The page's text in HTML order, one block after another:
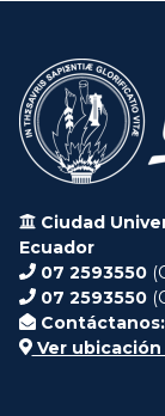
Ciudad
Ecuador
07 2593550
07 2593550
Contáctanos:
Ver ubicación